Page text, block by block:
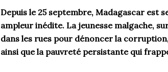
Depuis le 25 septembre, Madagascar est
ampleur inédite. La jeunesse malgache,
dans les rues pour dénoncer la
ainsi que la pauvreté persistante qui